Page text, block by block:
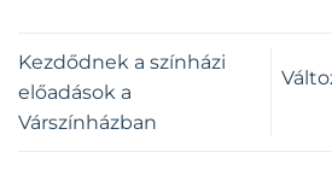
Kezdődnek a színházi
előadások a
Várszínházban